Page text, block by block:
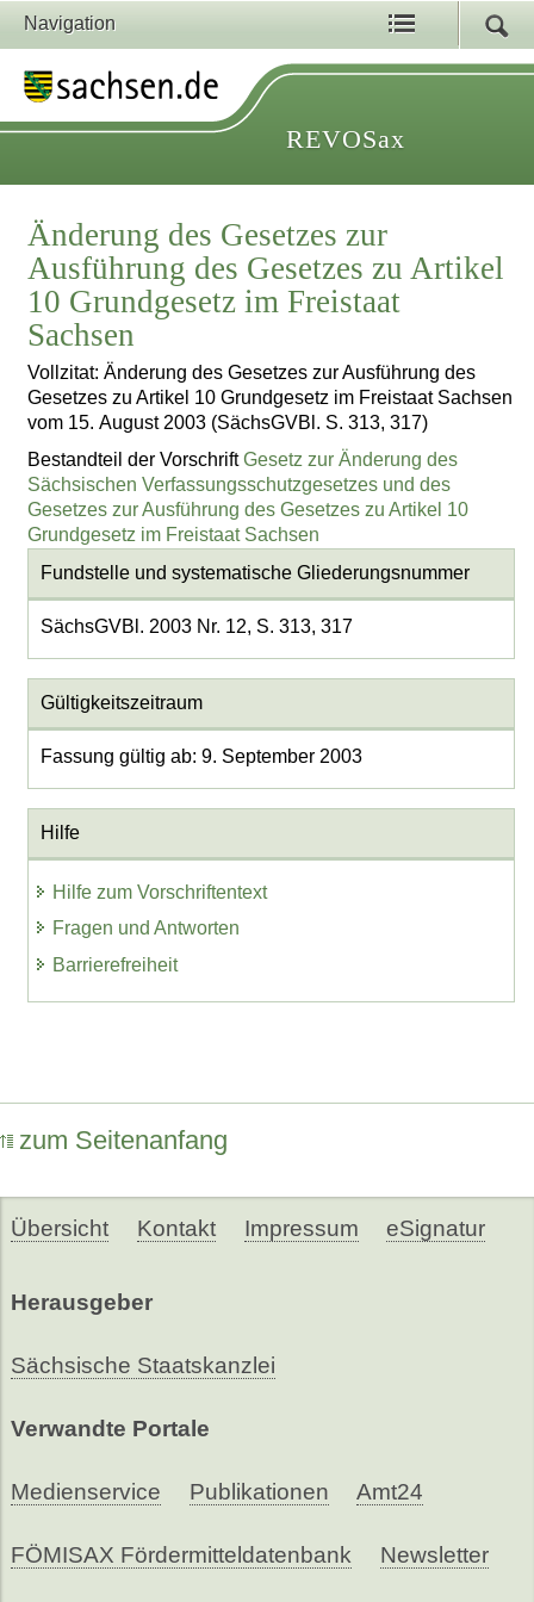
Navigation
REVOSax
Änderung des Gesetzes zur
Ausführung des Gesetzes zu Artikel
10 Grundgesetz im Freistaat
Sachsen
Vollzitat: Änderung des Gesetzes zur Ausführung des
Gesetzes zu Artikel 10 Grundgesetz im Freistaat Sachsen
vom 15. August 2003 (SächsGVBl. S. 313, 317)
Bestandteil der VorschriftGesetz zur Änderung des
Sächsischen Verfassungsschutzgesetzes und des
Gesetzes zur Ausführung des Gesetzes zu Artikel 10
Grundgesetz im Freistaat Sachsen
Fundstelle und systematische Gliederungsnummer
SächsGVBl. 2003 Nr. 12, S. 313, 317
Gültigkeitszeitraum
Fassung gültig ab: 9. September 2003
Hilfe
Hilfe zum Vorschriftentext
Fragen und Antworten
Barrierefreiheit
zum Seitenanfang
Übersicht Kontakt Impressum eSignatur
Herausgeber
Sächsische Staatskanzlei
Verwandte Portale
Medienservice Publikationen Amt24
FÖMISAX Fördermitteldatenbank Newsletter